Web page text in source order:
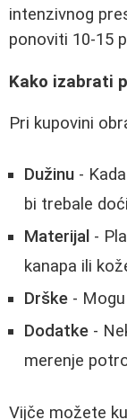
intenzivnog
ponoviti 10-15
Kako izabrati
Pri kupovini
Dužinu -
bi trebale
Materijal -
kanapa ili
Drške -
Dodatke -
merenje
Vijče možete